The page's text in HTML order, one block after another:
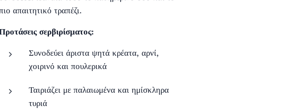
απαιτητικό τραπέζι.
σερβιρίσματος:
Συνοδεύει άριστα ψητά κρέατα, αρνί,
χοιρινό και πουλερικά
Ταιριάζει με παλαιωμένα και ημίσκληρα
τυριά